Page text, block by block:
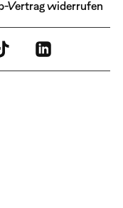
Vertrag widerrufen